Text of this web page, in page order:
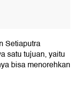
Setiaputra
satu tujuan, yaitu
bisa menorehkan